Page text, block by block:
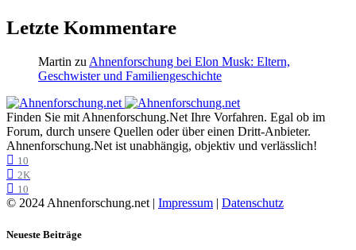
Letzte Kommentare
Martin zuAhnenforschung bei Elon Musk: Eltern,
Geschwister und Familiengeschichte
Finden Sie mit Ahnenforschung.Net Ihre Vorfahren. Egal ob im
Forum, durch unsere Quellen oder über einen Dritt-Anbieter.
Ahnenforschung.Net ist unabhängig, objektiv und verlässlich!
10
2K
10
© 2024 Ahnenforschung.net | Impressum | Datenschutz
Neueste Beiträge